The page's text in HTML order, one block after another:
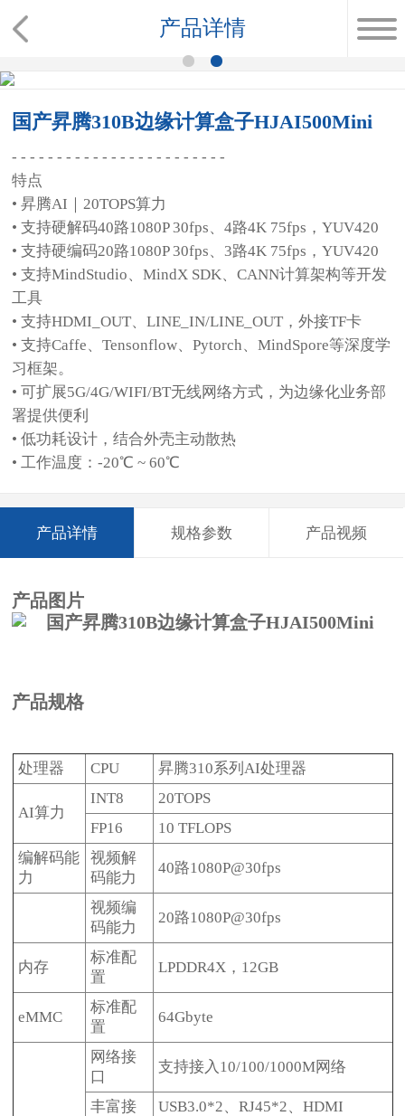
产品详情
国产昇腾310B边缘计算盒子HJAI500Mini
- - - - - - - - - - - - - - - - - - - - - - - -
特点
• 昇腾AI｜20TOPS算力
• 支持硬解码40路1080P 30fps、4路4K 75fps，YUV420
• 支持硬编码20路1080P 30fps、3路4K 75fps，YUV420
• 支持MindStudio、MindX SDK、CANN计算架构等开发
工具
• 支持HDMI_OUT、LINE_IN/LINE_OUT，外接TF卡
• 支持Caffe、Tensonflow、Pytorch、MindSpore等深度学
习框架。
• 可扩展5G/4G/WIFI/BT无线网络方式，为边缘化业务部
署提供便利
• 低功耗设计，结合外壳主动散热
• 工作温度：-20℃ ~ 60℃
产品详情 规格参数 产品视频
产品图片
产品规格
处理器 CPU 昇腾310系列AI处理器
AI算力
INT8
20TOPS
FP16
10 TFLOPS
编解码能
力
视频解
码能力
40路1080P@30fps
视频编
码能力
20路1080P@30fps
内存
标准配
置
LPDDR4X，12GB
eMMC
标准配
置
64Gbyte
网络接
口
支持接入10/100/1000M网络
丰富接
USB3.0*2、RJ45*2、HDMI